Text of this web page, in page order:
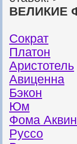
ВЕЛИКИЕ
Сократ
Платон
Аристотель
Авиценна
Бэкон
Юм
Фома
Руссо